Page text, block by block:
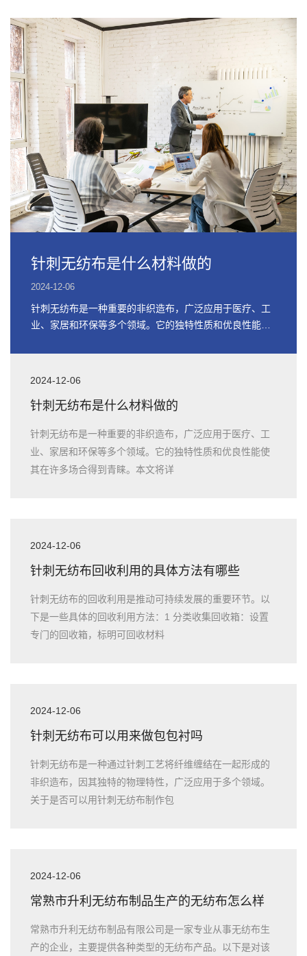
针刺无纺布是什么材料做的
2024-12-06
针刺无纺布是一种重要的非织造布，广泛应用于医疗、工
业、家居和环保等多个领域。它的独特性质和优良性能使
2024-12-06
针刺无纺布是什么材料做的
针刺无纺布是一种重要的非织造布，广泛应用于医疗、工
业、家居和环保等多个领域。它的独特性质和优良性能使
其在许多场合得到青睐。本文将详
2024-12-06
针刺无纺布回收利用的具体方法有哪些
针刺无纺布的回收利用是推动可持续发展的重要环节。以
下是一些具体的回收利用方法：1 分类收集回收箱：设置
专门的回收箱，标明可回收材料
2024-12-06
针刺无纺布可以用来做包包衬吗
针刺无纺布是一种通过针刺工艺将纤维缠结在一起形成的
非织造布，因其独特的物理特性，广泛应用于多个领域。
关于是否可以用针刺无纺布制作包
2024-12-06
常熟市升利无纺布制品生产的无纺布怎么样
常熟市升利无纺布制品有限公司是一家专业从事无纺布生
产的企业，主要提供各种类型的无纺布产品。以下是对该